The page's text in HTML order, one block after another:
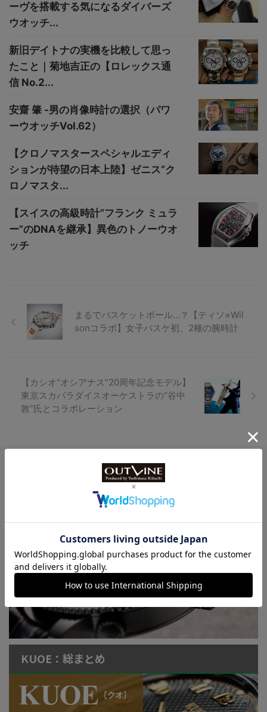
ーヴを搭載する気になるダイバーズ
ウオッチ...
新旧デイトナの実機を比較して思っ
たこと｜菊地吉正の【ロレックス通
信 No.2...
安齋 肇 -男の肖像時計の選択（パワ
ーウオッチVol.62）
【クロノマスタースペシャルエディ
ションが待望の日本上陸】ゼニス“ク
ロノマスタ...
【スイスの高級時計“フランク ミュラ
ー”のDNAを継承】異色のトノーウオ
ッチ
まるでバスケットボール…？【ティソ×Wil
sonコラボ】女子バスケ初、2種の腕時計
【カシオ“オシアナス”20周年記念モデル】
東京スカパラダイスオーケストラの“谷中
敦”氏とコラボレーション
LowBEAT Marketplace
特許取得“耐衝撃”ウオッチなど
KUOE：総まとめ